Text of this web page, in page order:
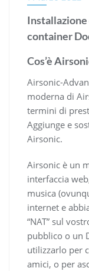
container
Cos’è
Airsonic-
moderna di
termini di
Aggiunge e
Airsonic.
Airsonic è un
interfaccia
musica
internet e
“NAT” sul
pubblico o un
utilizzarlo per
amici, o per